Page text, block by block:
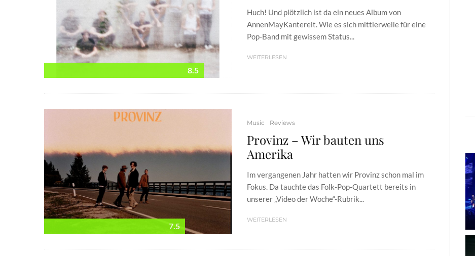
8.5
Huch! Und plötzlich ist da ein neues Album von
AnnenMayKantereit. Wie es sich mittlerweile für eine
Pop-Band mit gewissem Status...
WEITERLESEN
7.5
Music Reviews
Provinz – Wir bauten uns
Amerika
Im vergangenen Jahr hatten wir Provinz schon mal im
Fokus. Da tauchte das Folk-Pop-Quartett bereits in
unserer „Video der Woche“-Rubrik...
WEITERLESEN